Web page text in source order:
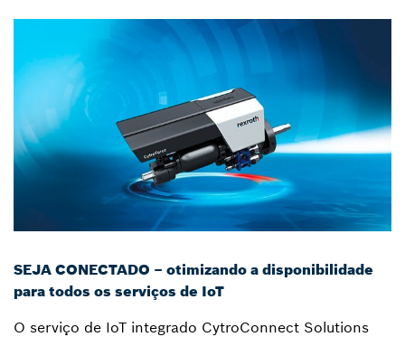
SEJA CONECTADO – otimizando a disponibilidade
para todos os serviços de IoT
O serviço de IoT integrado CytroConnect Solutions